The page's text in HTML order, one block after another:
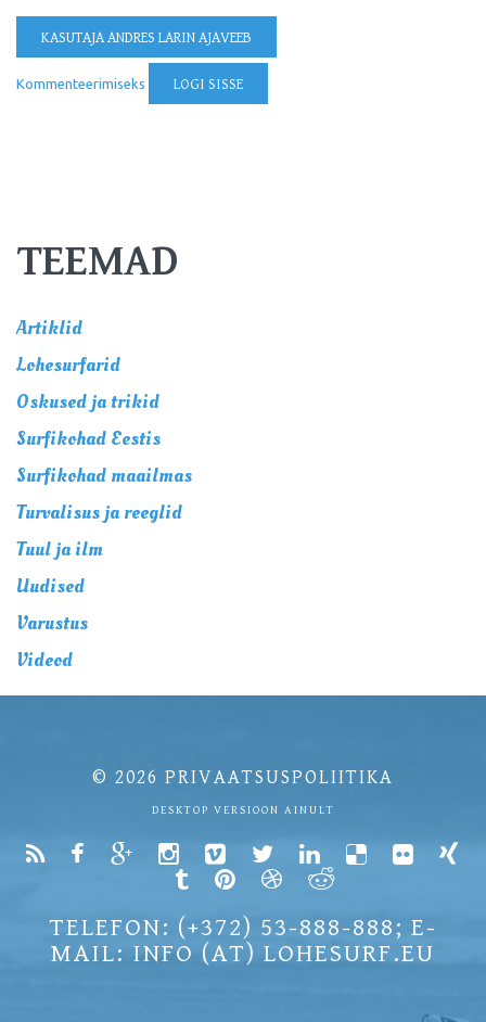
KASUTAJA ANDRES LARIN AJAVEEB
Kommenteerimiseks LOGI SISSE
TEEMAD
Artiklid
Lohesurfarid
Oskused ja trikid
Surfikohad Eestis
Surfikohad maailmas
Turvalisus ja reeglid
Tuul ja ilm
Uudised
Varustus
Videod
© 2026 PRIVAATSUSPOLIITIKA
DESKTOP VERSIOON AINULT
TELEFON: (+372) 53-888-888; E-
MAIL: INFO (AT) LOHESURF.EU